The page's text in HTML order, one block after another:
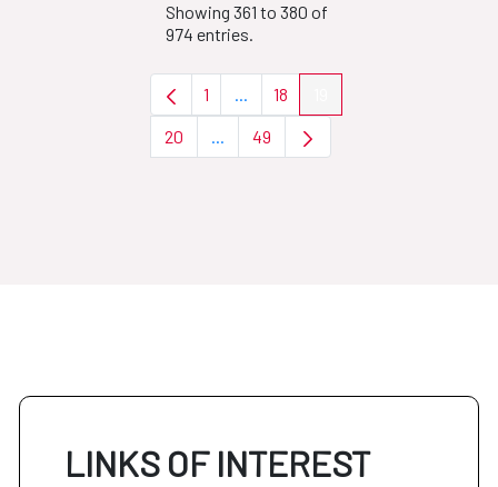
Showing 361 to 380 of
974 entries.
Page
1 ...Intermediate Pages Use TAB to
Page
18
Page
20 ...Intermediate Pages Use TAB to
Page
49
LINKS OF INTEREST